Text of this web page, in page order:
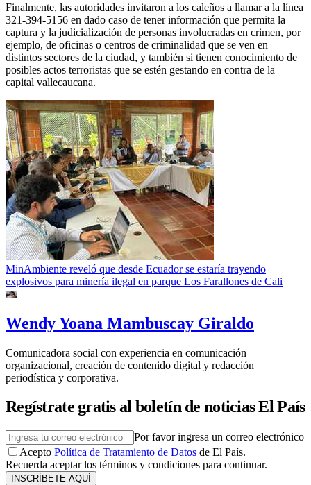
Finalmente, las autoridades invitaron a los caleños a llamar a la línea
321-394-5156 en dado caso de tener información que permita la
captura y la judicialización de personas involucradas en crimen, por
ejemplo, de oficinas o centros de criminalidad que se ven en
distintos sectores de la ciudad, y también si tienen conocimiento de
posibles actos terroristas que se estén gestando en contra de la
capital vallecaucana.
MinAmbiente reveló que desde Ecuador se estaría trayendo
explosivos para minería ilegal en parque Los Farallones de Cali
Wendy Yoana Mambuscay Giraldo
Comunicadora social con experiencia en comunicación
organizacional, creación de contenido digital y redacción
periodística y corporativa.
Regístrate gratis al boletín de noticias El País
Por favor ingresa un correo electrónico
Acepto Política de Tratamiento de Datos de El País.
Recuerda aceptar los términos y condiciones para continuar.
INSCRÍBETE AQUÍ